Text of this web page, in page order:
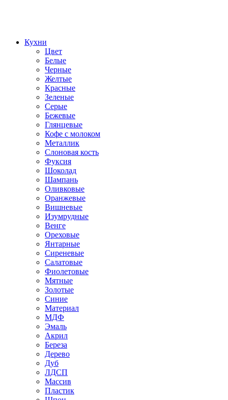
Кухни
Цвет
Белые
Черные
Желтые
Красные
Зеленые
Серые
Бежевые
Глянцевые
Кофе с молоком
Металлик
Слоновая кость
Фуксия
Шоколад
Шампань
Оливковые
Оранжевые
Вишневые
Изумрудные
Венге
Ореховые
Янтарные
Сиреневые
Салатовые
Фиолетовые
Мятные
Золотые
Синие
Материал
МДФ
Эмаль
Акрил
Береза
Дерево
Дуб
ЛДСП
Массив
Пластик